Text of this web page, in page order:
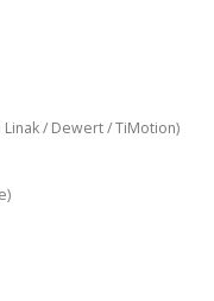
Linak / Dewert / TiMotion)